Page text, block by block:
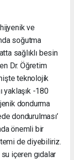
ve
soğutma
sağlıklı besin
Dr. Öğretim
teknolojik
yaklaşık -180
dondurma
dondurulması’
önemli bir
de diyebiliriz.
içeren gıdalar